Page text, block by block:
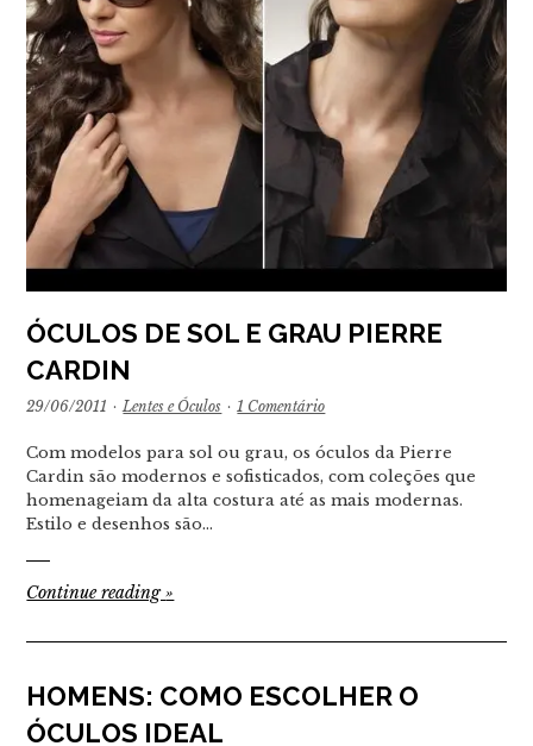
ÓCULOS DE SOL E GRAU PIERRE
CARDIN
29/06/2011 · Lentes e Óculos · 1 Comentário
Com modelos para sol ou grau, os óculos da Pierre
Cardin são modernos e sofisticados, com coleções que
homenageiam da alta costura até as mais modernas.
Estilo e desenhos são…
Continue reading»
HOMENS: COMO ESCOLHER O
ÓCULOS IDEAL